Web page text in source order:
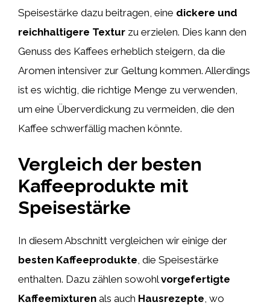
Speisestärke dazu beitragen, eine dickere und
reichhaltigere Textur zu erzielen. Dies kann den
Genuss des Kaffees erheblich steigern, da die
Aromen intensiver zur Geltung kommen. Allerdings
ist es wichtig, die richtige Menge zu verwenden,
um eine Überverdickung zu vermeiden, die den
Kaffee schwerfällig machen könnte.
Vergleich der besten
Kaffeeprodukte mit
Speisestärke
In diesem Abschnitt vergleichen wir einige der
besten Kaffeeprodukte , die Speisestärke
enthalten. Dazu zählen sowohlvorgefertigte
Kaffeemixturen als auch Hausrezepte , wo